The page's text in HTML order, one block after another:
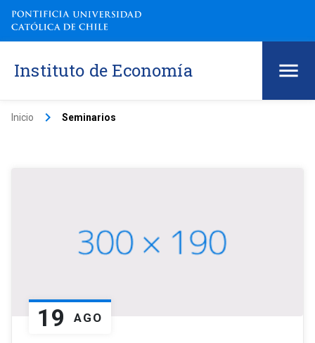
Instituto de Economía
Inicio keyboard_arrow_right Seminarios
19 AGO